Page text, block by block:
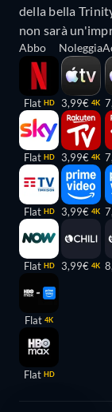
della bella
non sarà
Abbo
Flat HD
Flat HD
Flat HD
Flat HD
Flat 4K
Flat HD
Noleggia
3,99€ 4K
3,99€ 4K
3,99€ 4K
3,99€ 4K